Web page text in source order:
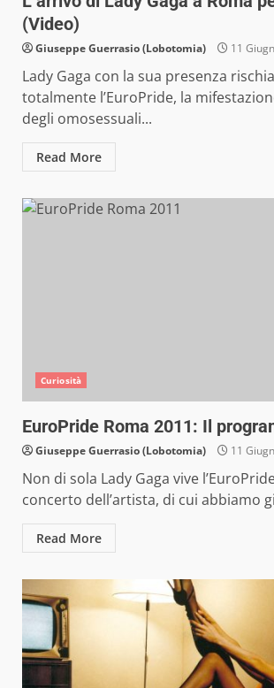
(Video)
Giuseppe Guerrasio (Lobotomia) 11
Lady Gaga con la sua presenza
totalmente l’EuroPride, la
degli omosessuali...
Read More
Curiosità
EuroPride Roma 2011: Il
Giuseppe Guerrasio (Lobotomia) 11
Non di sola Lady Gaga vive
concerto dell’artista, di cui abbiamo
Read More